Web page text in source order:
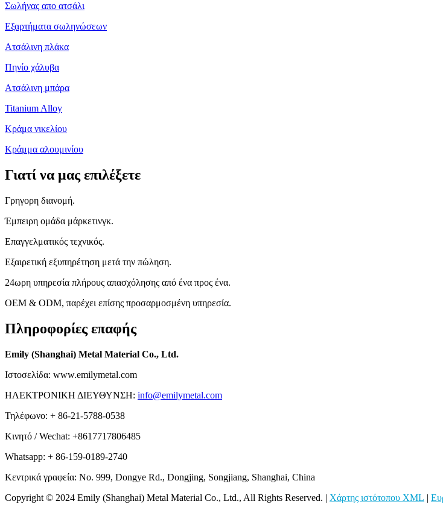
Σωλήνας απο ατσάλι
Εξαρτήματα σωληνώσεων
Ατσάλινη πλάκα
Πηνίο χάλυβα
Ατσάλινη μπάρα
Titanium Alloy
Κράμα νικελίου
Κράμμα αλουμινίου
Γιατί να μας επιλέξετε
Γρηγορη διανομή.
Έμπειρη ομάδα μάρκετινγκ.
Επαγγελματικός τεχνικός.
Εξαιρετική εξυπηρέτηση μετά την πώληση.
24ωρη υπηρεσία πλήρους απασχόλησης από ένα προς ένα.
OEM & ODM, παρέχει επίσης προσαρμοσμένη υπηρεσία.
Πληροφορίες επαφής
Emily (Shanghai) Metal Material Co., Ltd.
Ιστοσελίδα: www.emilymetal.com
ΗΛΕΚΤΡΟΝΙΚΗ ΔΙΕΥΘΥΝΣΗ: info@emilymetal.com
Τηλέφωνο: + 86-21-5788-0538
Κινητό / Wechat: +8617717806485
Whatsapp: + 86-159-0189-2740
Κεντρικά γραφεία: No. 999, Dongye Rd., Dongjing, Songjiang, Shanghai, China
Copyright © 2024 Emily (Shanghai) Metal Material Co., Ltd., All Rights Reserved. | Χάρτης ιστότοπου XML |